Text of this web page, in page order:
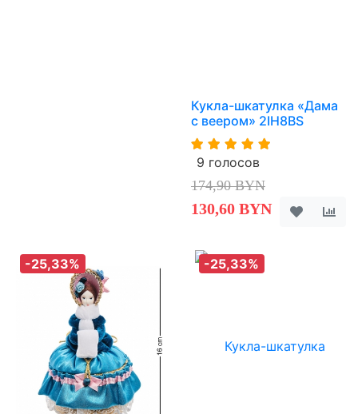
Кукла-шкатулка «Дама
с веером» 2IH8BS
9 голосов
174,90 BYN
130,60 BYN
-25,33% -25,33%